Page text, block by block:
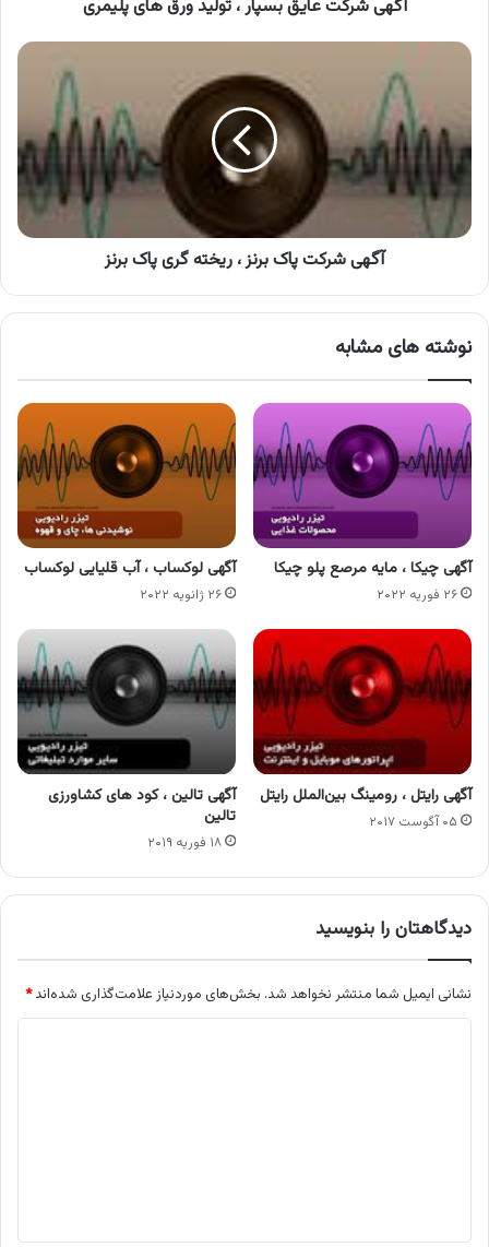
آگهی شرکت عایق بسپار ، تولید ورق های پلیمری
آگهی
،
ریخته
گری
پاک
برنز
آگهی شرکت پاک برنز ، ریخته گری پاک برنز
نوشته های مشابه
آگهی چیکا ، مایه مرصع پلو چیکا
۲۶ فوریه ۲۰۲۲
آگهی لوکساب ، آب قلیایی لوکساب
۲۶ ژانویه ۲۰۲۲
آگهی رایتل ، رومینگ بین‌الملل رایتل
۰۵ آگوست ۲۰۱۷
آگهی تالین ، کود های کشاورزی
تالین
۱۸ فوریه ۲۰۱۹
دیدگاهتان را بنویسید
نشانی ایمیل شما منتشر نخواهد شد. بخش‌های موردنیاز علامت‌گذاری شده‌اند*